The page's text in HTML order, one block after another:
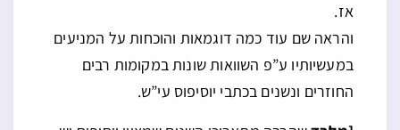
אז.
והראה שם עוד כמה דוגמאות והוכחות על המניעים
במעשיותיו ע”פ השוואות שונות במקומות רבים
החוזרים ונשנים בכתבי יוסיפוס עי”ש.